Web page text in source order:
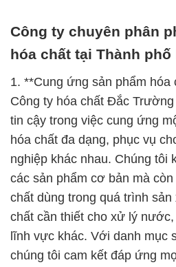
Công ty chuyên phân
hóa chất tại Thành phố
1. **Cung ứng sản phẩm hóa
Công ty hóa chất Đắc
tin cậy trong việc cung ứng
hóa chất đa dạng, phục vụ
nghiệp khác nhau. Chúng tôi
các sản phẩm cơ bản mà
chất dùng trong quá trình
chất cần thiết cho xử lý
lĩnh vực khác. Với danh mục
chúng tôi cam kết đáp ứng